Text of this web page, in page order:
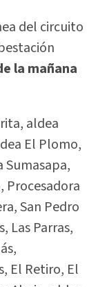
del circuito
la mañana
aldea
El Plomo,
Sumasapa,
Procesadora
San Pedro
Las Parras,
El Retiro, El